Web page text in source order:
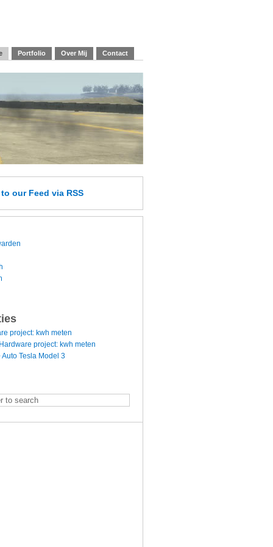
Portfolio Over Mij Contact
to our Feed via RSS
project: kwh meten
Hardware project: kwh meten
Auto Tesla Model 3